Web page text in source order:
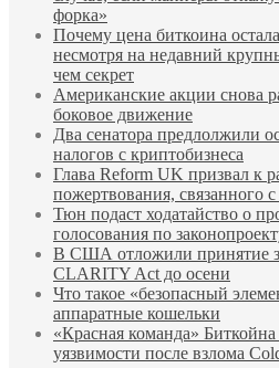
форка»
Почему цена биткоина
несмотря на недавний
чем секрет
Американские акции снова
боковое движение
Два сенатора предлолжили
налогов с криптобизнеса
Глава Reform UK призвал к
пожертвования, связанного
Тюн подаст ходатайство о
голосования по
В США отложили принятие
CLARITY Act до осени
Что такое «безопасный
аппаратные кошельки
«Красная команда»
уязвимости после взлома